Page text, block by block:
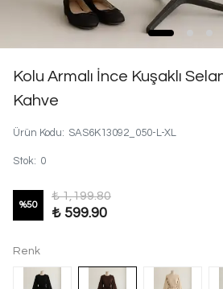
Kolu Armalı İnce Kuşaklı
Kahve
Ürün Kodu: SAS6K13092_050-L-XL
Stok: 0
%50
₺ 1,199.80
₺ 599.90
Renk